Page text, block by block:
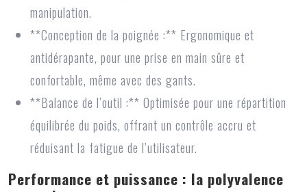
manipulation.
**Conception de la poignée :** Ergonomique et
antidérapante, pour une prise en main sûre et
confortable, même avec des gants.
**Balance de l’outil :** Optimisée pour une répartition
équilibrée du poids, offrant un contrôle accru et
réduisant la fatigue de l’utilisateur.
Performance et puissance : la polyvalence